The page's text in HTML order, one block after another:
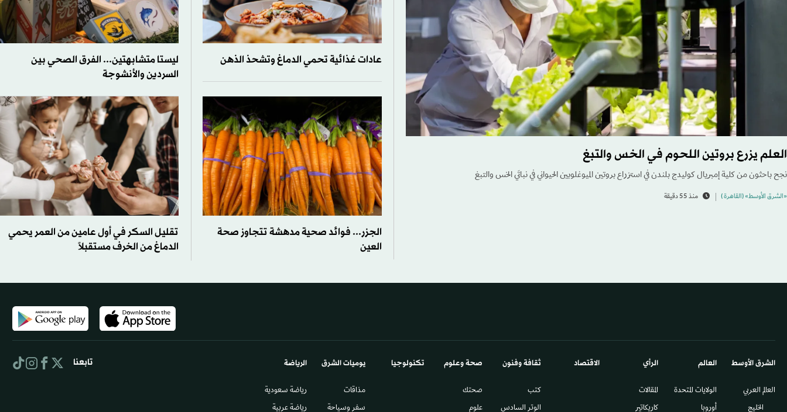
العلم يزرع بروتين اللحوم في الخس والتبغ
نجح باحثون من كلية إمبريال كوليدج بلندن في استزراع بروتين الميوغلوبين الحيواني في نباتَي الخس والتبغ
«الشرق الأوسط» (القاهرة ) منذ 55 دقيقة
عادات غذائية تحمي الدماغ وتشحذ الذهن
ليستا متشابهتين... الفرق الصحي بين
السردين والأنشوجة
الجزر... فوائد صحية مدهشة تتجاوز صحة
العين
تقليل السكر في أول عامين من العمر يحمي
الدماغ من الخرف مستقبلاً
الشرق الأوسط​
العالم العربي
الخليج
العالم
الولايات المتحدة
أوروبا
الرأي
المقالات
كاريكاتير
الاقتصاد ثقافة وفنون
كتب
الوتر السادس​
صحة وعلوم
صحتك
علوم
تكنولوجيا يوميات الشرق​
مذاقات
سفر وسياحة
الرياضة
رياضة سعودية
رياضة عربية
تابعنا